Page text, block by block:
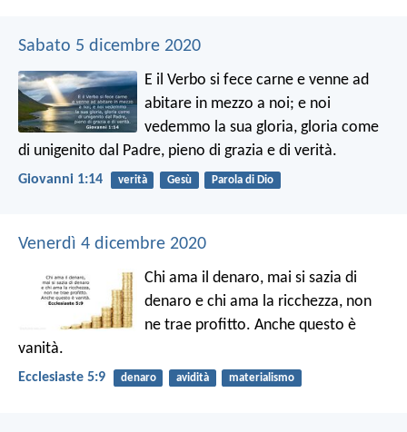
Sabato 5 dicembre 2020
E il Verbo si fece carne e venne ad
abitare in mezzo a noi; e noi
vedemmo la sua gloria, gloria come
di unigenito dal Padre, pieno di grazia e di verità.
Giovanni 1:14 verità Gesù Parola di Dio
Venerdì 4 dicembre 2020
Chi ama il denaro, mai si sazia di
denaro e chi ama la ricchezza, non
ne trae profitto. Anche questo è
vanità.
Ecclesiaste 5:9 denaro avidità materialismo